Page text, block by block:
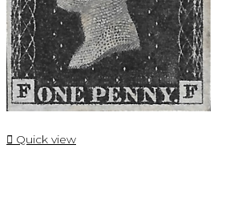
 Quick view